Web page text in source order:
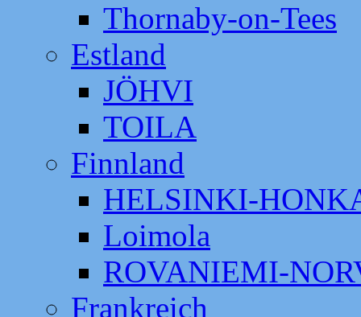
Thornaby-on-Tees
Estland
JÖHVI
TOILA
Finnland
HELSINKI-
Loimola
ROVANIEMI-
Frankreich